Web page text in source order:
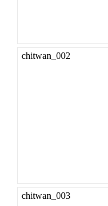
chitwan_002
chitwan_003